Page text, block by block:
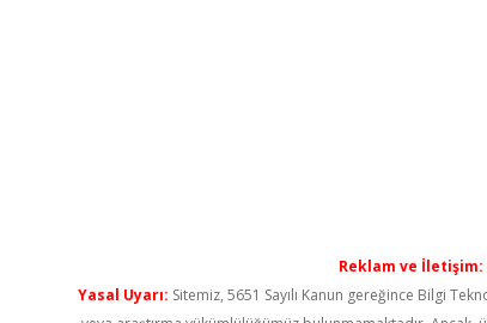
Reklam ve İletişim:
Yasal Uyarı: Sitemiz, 5651 Sayılı Kanun gereğince Bilgi